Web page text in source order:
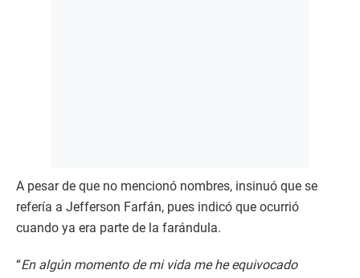
A pesar de que no mencionó nombres, insinuó que se
refería a Jefferson Farfán, pues indicó que ocurrió
cuando ya era parte de la farándula.
“En algún momento de mi vida me he equivocado